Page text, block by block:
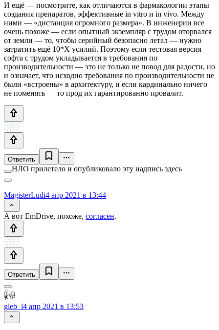
И ещё — посмотрите, как отличаются в фармакологии этапы
создания препаратов, эффективные in vitro и in vivo. Между
ними — «дистанция огромного размера». В инженерии все
очень похоже — если опытный экземпляр с трудом оторвался
от земли — то, чтобы серийный безопасно летал — нужно
затратить ещё 10*X усилий. Поэтому если тестовая версия
софта с трудом укладывается в требования по
производительности — это не только не повод для радости, но
и означает, что исходно требования по производительности не
были «встроены» в архитектуру, и если кардинально ничего
не поменять — то прод их гарантированно провалит.
Ответить
НЛО прилетело и опубликовало эту надпись здесь
MagisterLudi4 апр 2021 в 13:44
А вот EmDrive, похоже, согласен.
Ответить
gleb_l4 апр 2021 в 13:53